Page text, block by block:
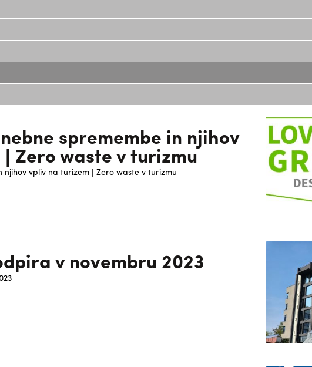
spremembe in njihov
Zero waste v turizmu
vpliv na turizem | Zero waste v turizmu
v novembru 2023